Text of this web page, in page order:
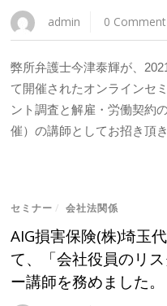
admin 0 Comment
弊所弁護士今津泰輝が、
て開催されたオンラインセ
ント調査と解雇・労働契約
催）の講師としてお招き頂
セミナー / 会社法関係
AIG損害保険(株)埼玉
て、「会社役員のリ
ー講師を務めました。